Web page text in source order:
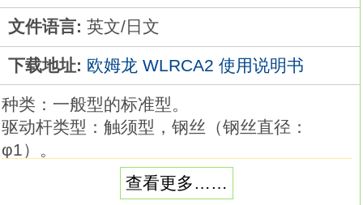
文件语言: 英文/日文
下载地址: 欧姆龙 WLRCA2 使用说明书
种类：一般型的标准型。
驱动杆类型：触须型，钢丝（钢丝直径：
φ1）。
项目：标准型。
预行程（PT）：40正负20mm。
查看更多……